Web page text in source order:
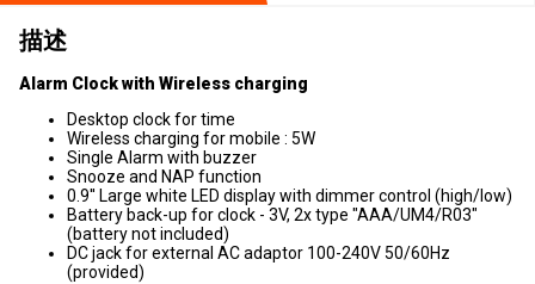
描述
Alarm Clock with Wireless charging
Desktop clock for time
Wireless charging for mobile : 5W
Single Alarm with buzzer
Snooze and NAP function
0.9'' Large white LED display with dimmer control (high/low)
Battery back-up for clock - 3V, 2x type "AAA/UM4/R03"
(battery not included)
DC jack for external AC adaptor 100-240V 50/60Hz
(provided)